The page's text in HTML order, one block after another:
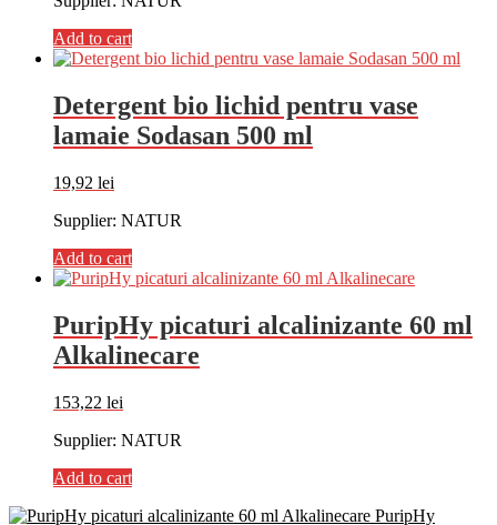
Add to cart
Detergent bio lichid pentru vase
lamaie Sodasan 500 ml
19,92 lei
Supplier: NATUR
Add to cart
PuripHy picaturi alcalinizante 60 ml
Alkalinecare
153,22 lei
Supplier: NATUR
Add to cart
PuripHy